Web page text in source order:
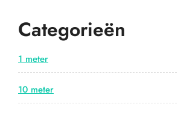
Categorieën
1 meter
10 meter